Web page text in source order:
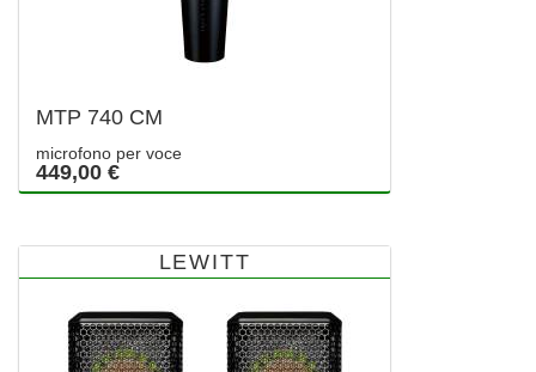
MTP 740 CM
microfono per voce
449,00 €
LEWITT